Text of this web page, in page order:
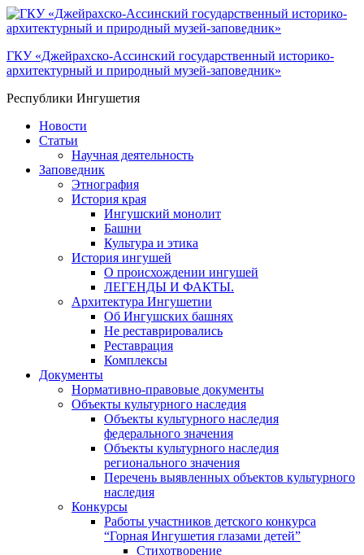
ГКУ «Джейрахско-Ассинcкий государственный историко-
архитектурный и природный музей-заповедник»
Республики Ингушетия
Новости
Статьи
Научная деятельность
Заповедник
Этнография
История края
Ингушский монолит
Башни
Культура и этика
История ингушей
О происхождении ингушей
ЛЕГЕНДЫ И ФАКТЫ.
Архитектура Ингушетии
Об Ингушских башнях
Не реставрировались
Реставрация
Комплексы
Документы
Нормативно-правовые документы
Объекты культурного наследия
Объекты культурного наследия
федерального значения
Объекты культурного наследия
регионального значения
Перечень выявленных объектов культурного
наследия
Конкурсы
Работы участников детского конкурса
“Горная Ингушетия глазами детей”
Стихотворение